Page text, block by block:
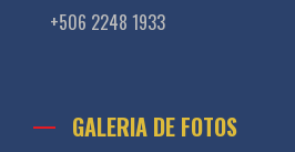
+506 2248 1933
GALERIA DE FOTOS